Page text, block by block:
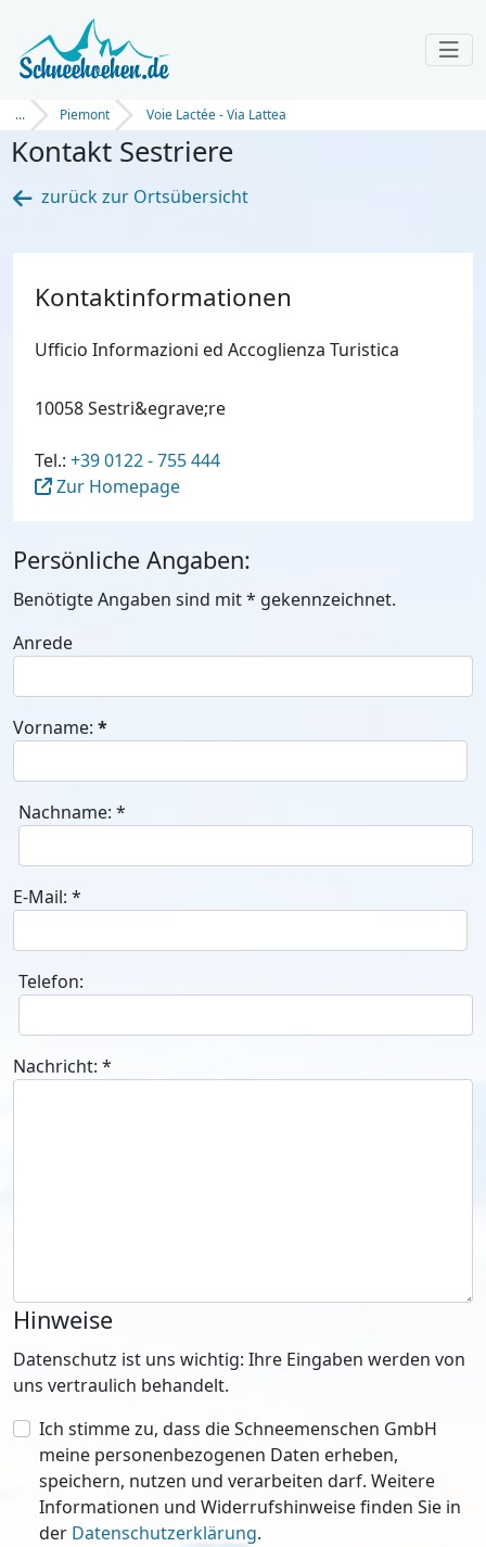
... Piemont Voie Lactée - Via Lattea
Kontakt Sestriere
zurück zur Ortsübersicht
Persönliche Angaben:
Benötigte Angaben sind mit* gekennzeichnet.
Anrede
Vorname: *
Nachname: *
E-Mail: *
Telefon:
Nachricht: *
Hinweise
Datenschutz ist uns wichtig: Ihre Eingaben werden von
uns vertraulich behandelt.
Ich stimme zu, dass die Schneemenschen GmbH
meine personenbezogenen Daten erheben,
speichern, nutzen und verarbeiten darf. Weitere
Informationen und Widerrufshinweise finden Sie in
der Datenschutzerklärung.
Kontaktinformationen
Ufficio Informazioni ed Accoglienza Turistica
10058 Sestri&egrave;re
Tel.: +39 0122 - 755 444
Zur Homepage